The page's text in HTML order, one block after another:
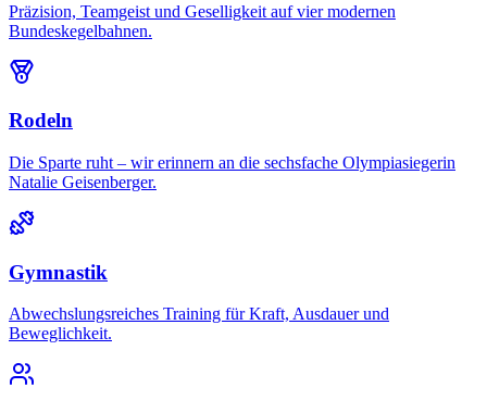
Präzision, Teamgeist und Geselligkeit auf vier modernen
Bundeskegelbahnen.
Rodeln
Die Sparte ruht – wir erinnern an die sechsfache Olympiasiegerin
Natalie Geisenberger.
Gymnastik
Abwechslungsreiches Training für Kraft, Ausdauer und
Beweglichkeit.